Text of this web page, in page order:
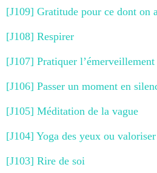
[J109] Gratitude pour ce dont on
[J108] Respirer
[J107] Pratiquer l’émerveillement
[J106] Passer un moment en
[J105] Méditation de la vague
[J104] Yoga des yeux ou
[J103] Rire de soi